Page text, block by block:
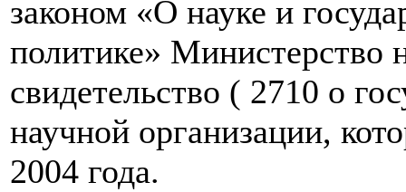
законом «О науке и
политике» Министерство
свидетельство ( 2710 о
научной организации,
2004 года.